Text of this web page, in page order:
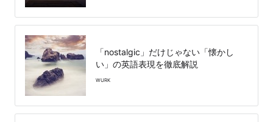
「nostalgic」だけじゃない「懐かし
い」の英語表現を徹底解説
WURK